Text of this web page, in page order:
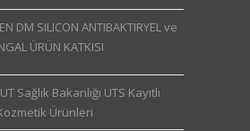
DM SILICON ANTIBAKTIRYEL ve
ÜRÜN KATKISI
Sağlık Bakanlığı UTS Kayıtlı
Ürünleri